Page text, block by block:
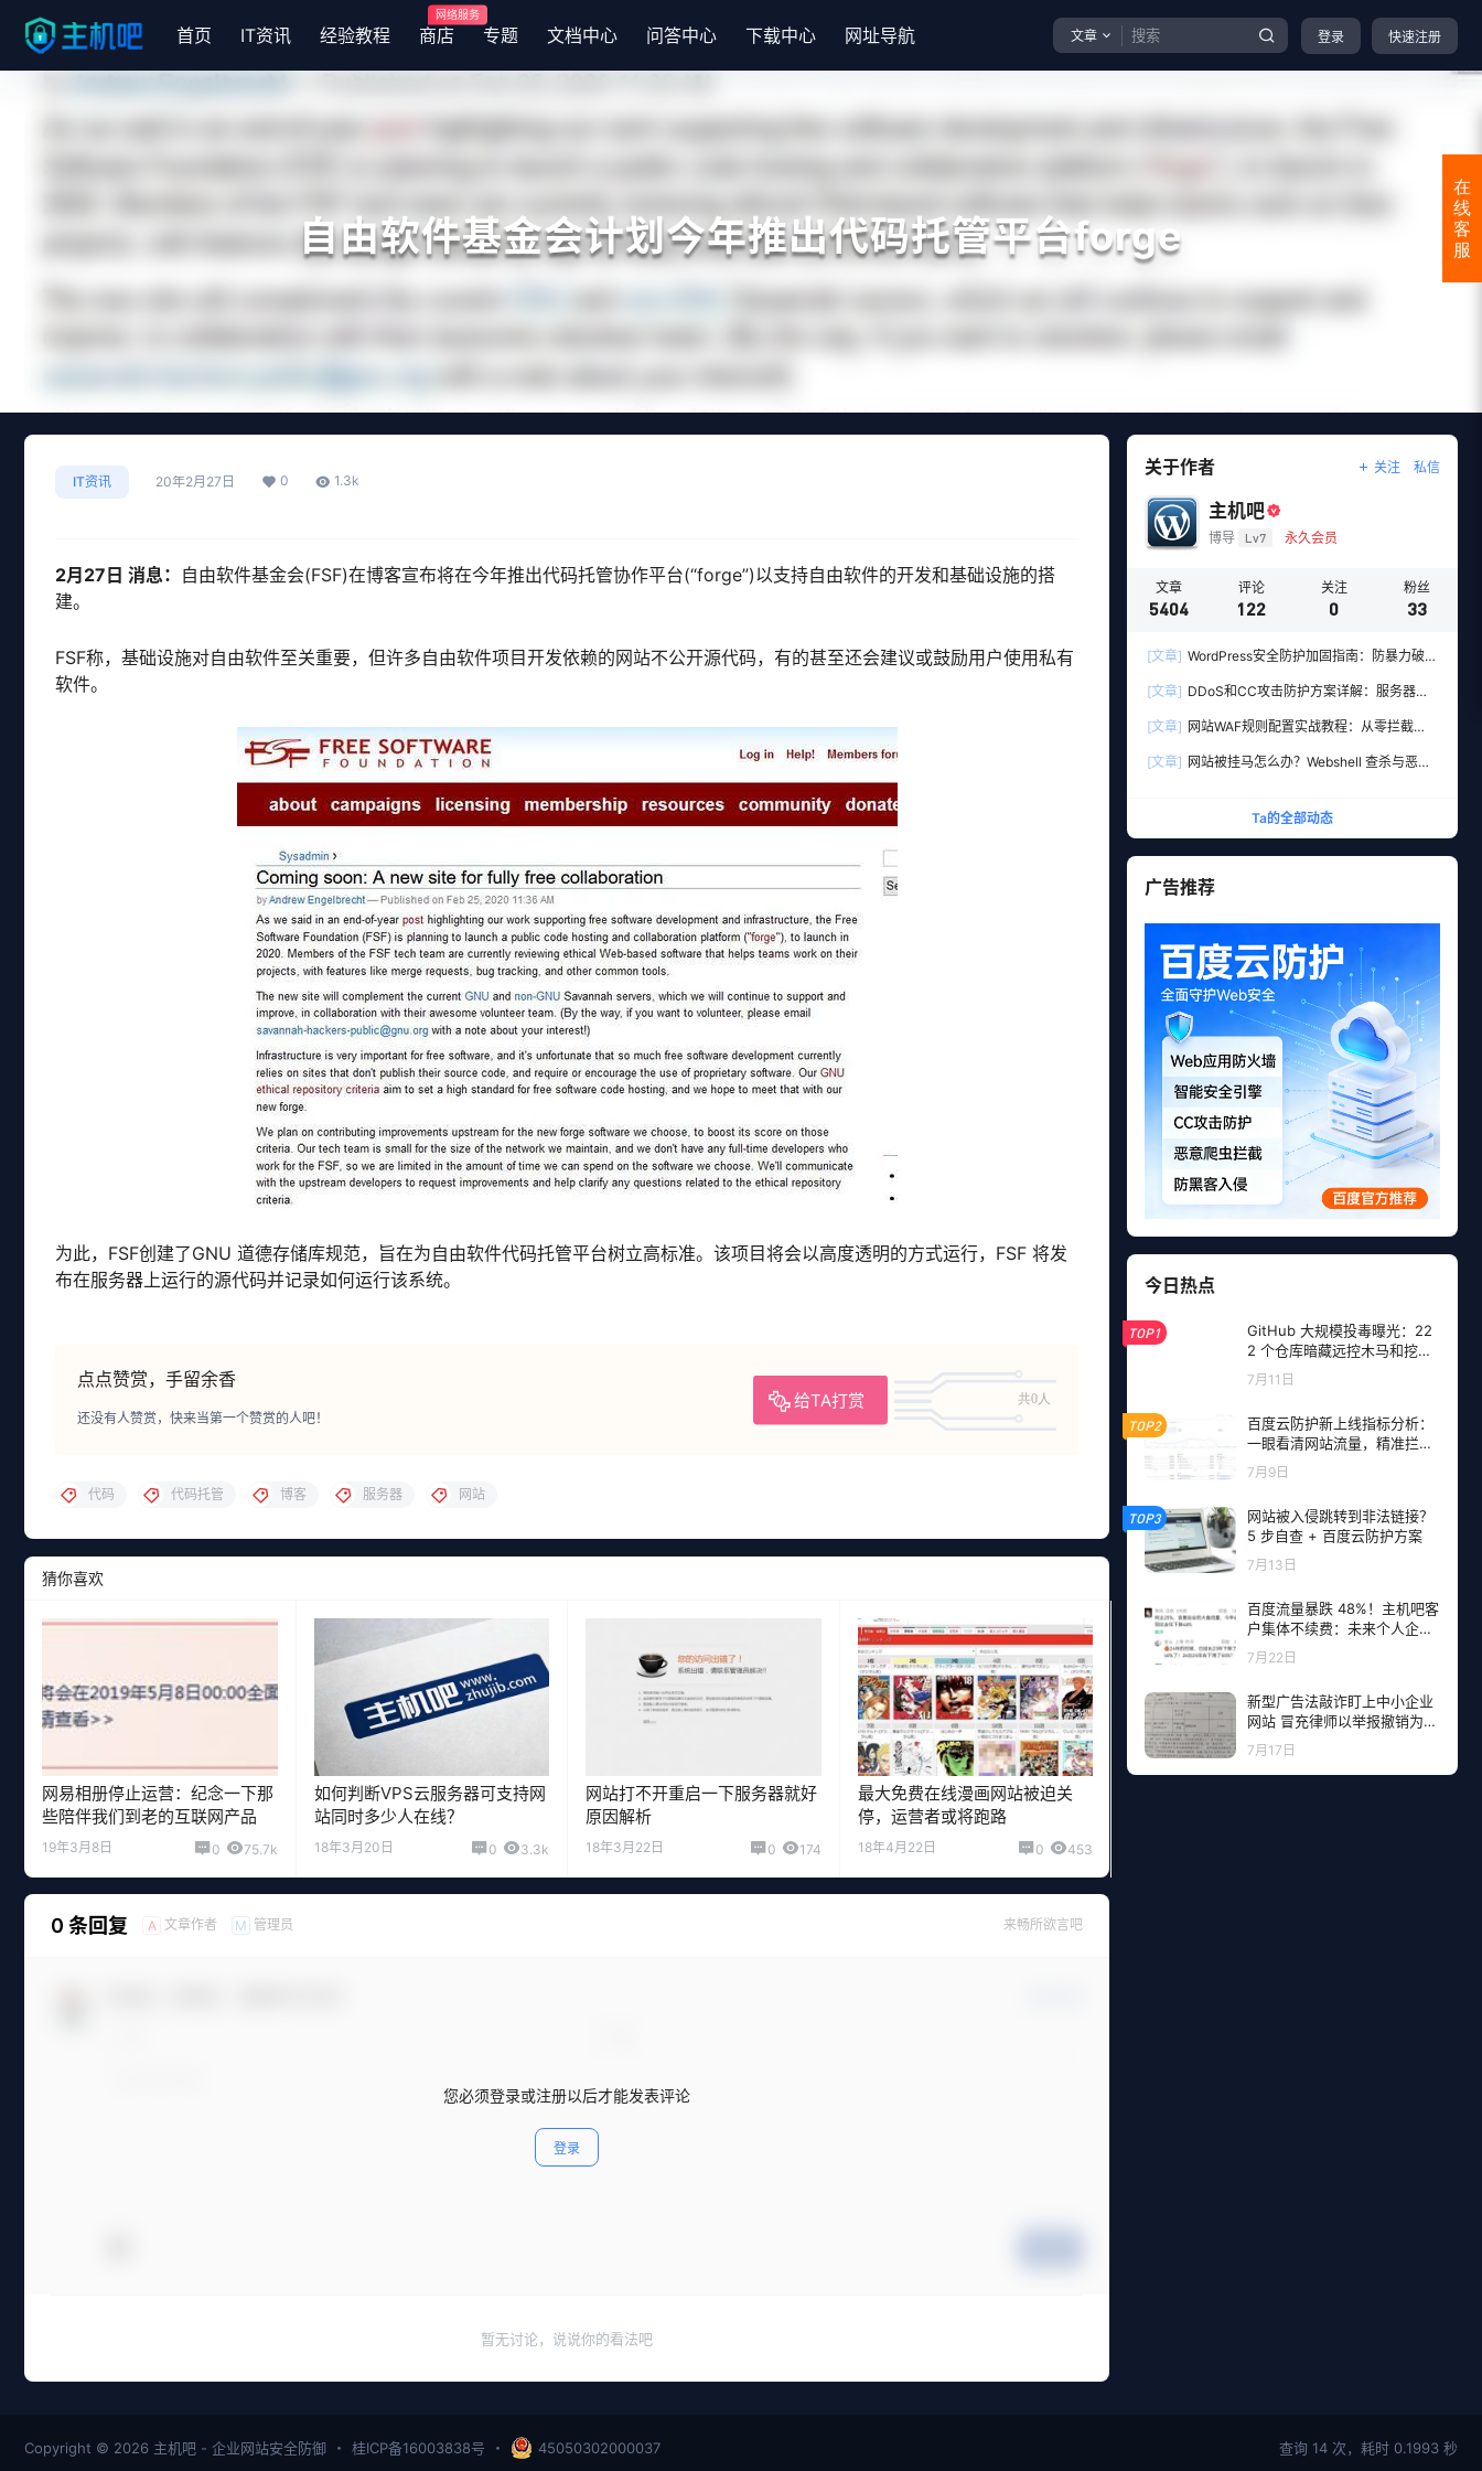
首页 IT资讯 经验教程 商店
网络服务
专题 文档中心 问答中心 下载中心 网址导航 文章 登录 快速注册
自由软件基金会计划今年推出代码托管平台forge
IT资讯 20年2月27日 0 1.3k
2月27日 消息： 自由软件基金会(FSF)在博客宣布将在今年推出代码托管协作平台(“forge”)以支持自由软件的开发和基础设施的搭
建。
FSF称，基础设施对自由软件至关重要，但许多自由软件项目开发依赖的网站不公开源代码，有的甚至还会建议或鼓励用户使用私有
软件。
为此，FSF创建了GNU 道德存储库规范，旨在为自由软件代码托管平台树立高标准。该项目将会以高度透明的方式运行，FSF 将发
布在服务器上运行的源代码并记录如何运行该系统。
点点赞赏，手留余香
给TA打赏 共0人
还没有人赞赏，快来当第一个赞赏的人吧！
代码 代码托管 博客 服务器 网站
猜你喜欢
网易相册停止运营：纪念一下那
些陪伴我们到老的互联网产品
19年3月8日 0 75.7k
如何判断VPS云服务器可支持网
站同时多少人在线？
18年3月20日 0 3.3k
网站打不开重启一下服务器就好
原因解析
18年3月22日 0 174
最大免费在线漫画网站被迫关
停，运营者或将跑路
18年4月22日 0 453
0 条回复 A 文章作者 M 管理员 来畅所欲言吧
您必须登录或注册以后才能发表评论
登录
暂无讨论，说说你的看法吧
关于作者 关注 私信
主机吧
博导 Lv7 永久会员
文章
5404
评论
122
关注
0
粉丝
33
[文章] WordPress安全防护加固指南：防暴力破解
[文章] DDoS和CC攻击防护方案详解：服务器加
[文章] 网站WAF规则配置实战教程：从零拦截
[文章] 网站被挂马怎么办？Webshell 查杀与恶意
Ta的全部动态
广告推荐
今日热点
TOP1
GitHub 大规模投毒曝光：22
2 个仓库暗藏远控木马和挖矿
程序，开发者成目标
7月11日
TOP2
百度云防护新上线指标分析：
一眼看清网站流量，精准拦截
恶意请求
7月9日
TOP3
网站被入侵跳转到非法链接？
5 步自查 + 百度云防护方案
7月13日
百度流量暴跌 48%！主机吧客
户集体不续费：未来个人企业
网站流量从哪里来？
7月22日
新型广告法敲诈盯上中小企业
网站 冒充律师以举报撤销为由
勒索钱财
7月17日
在
线
客
服
Copyright © 2026 主机吧 - 企业网站安全防御 ・ 桂ICP备16003838号 ・ 45050302000037 查询 14 次，耗时 0.1993 秒